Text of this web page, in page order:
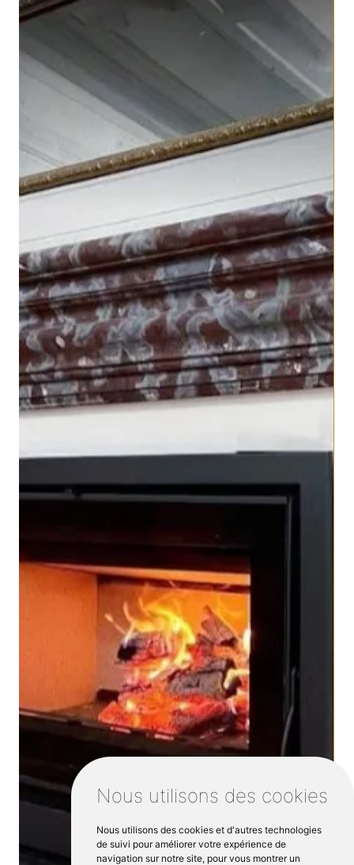
Nous utilisons des cookies
Nous utilisons des cookies et d'autres technologies
de suivi pour améliorer votre expérience de
navigation sur notre site, pour vous montrer un